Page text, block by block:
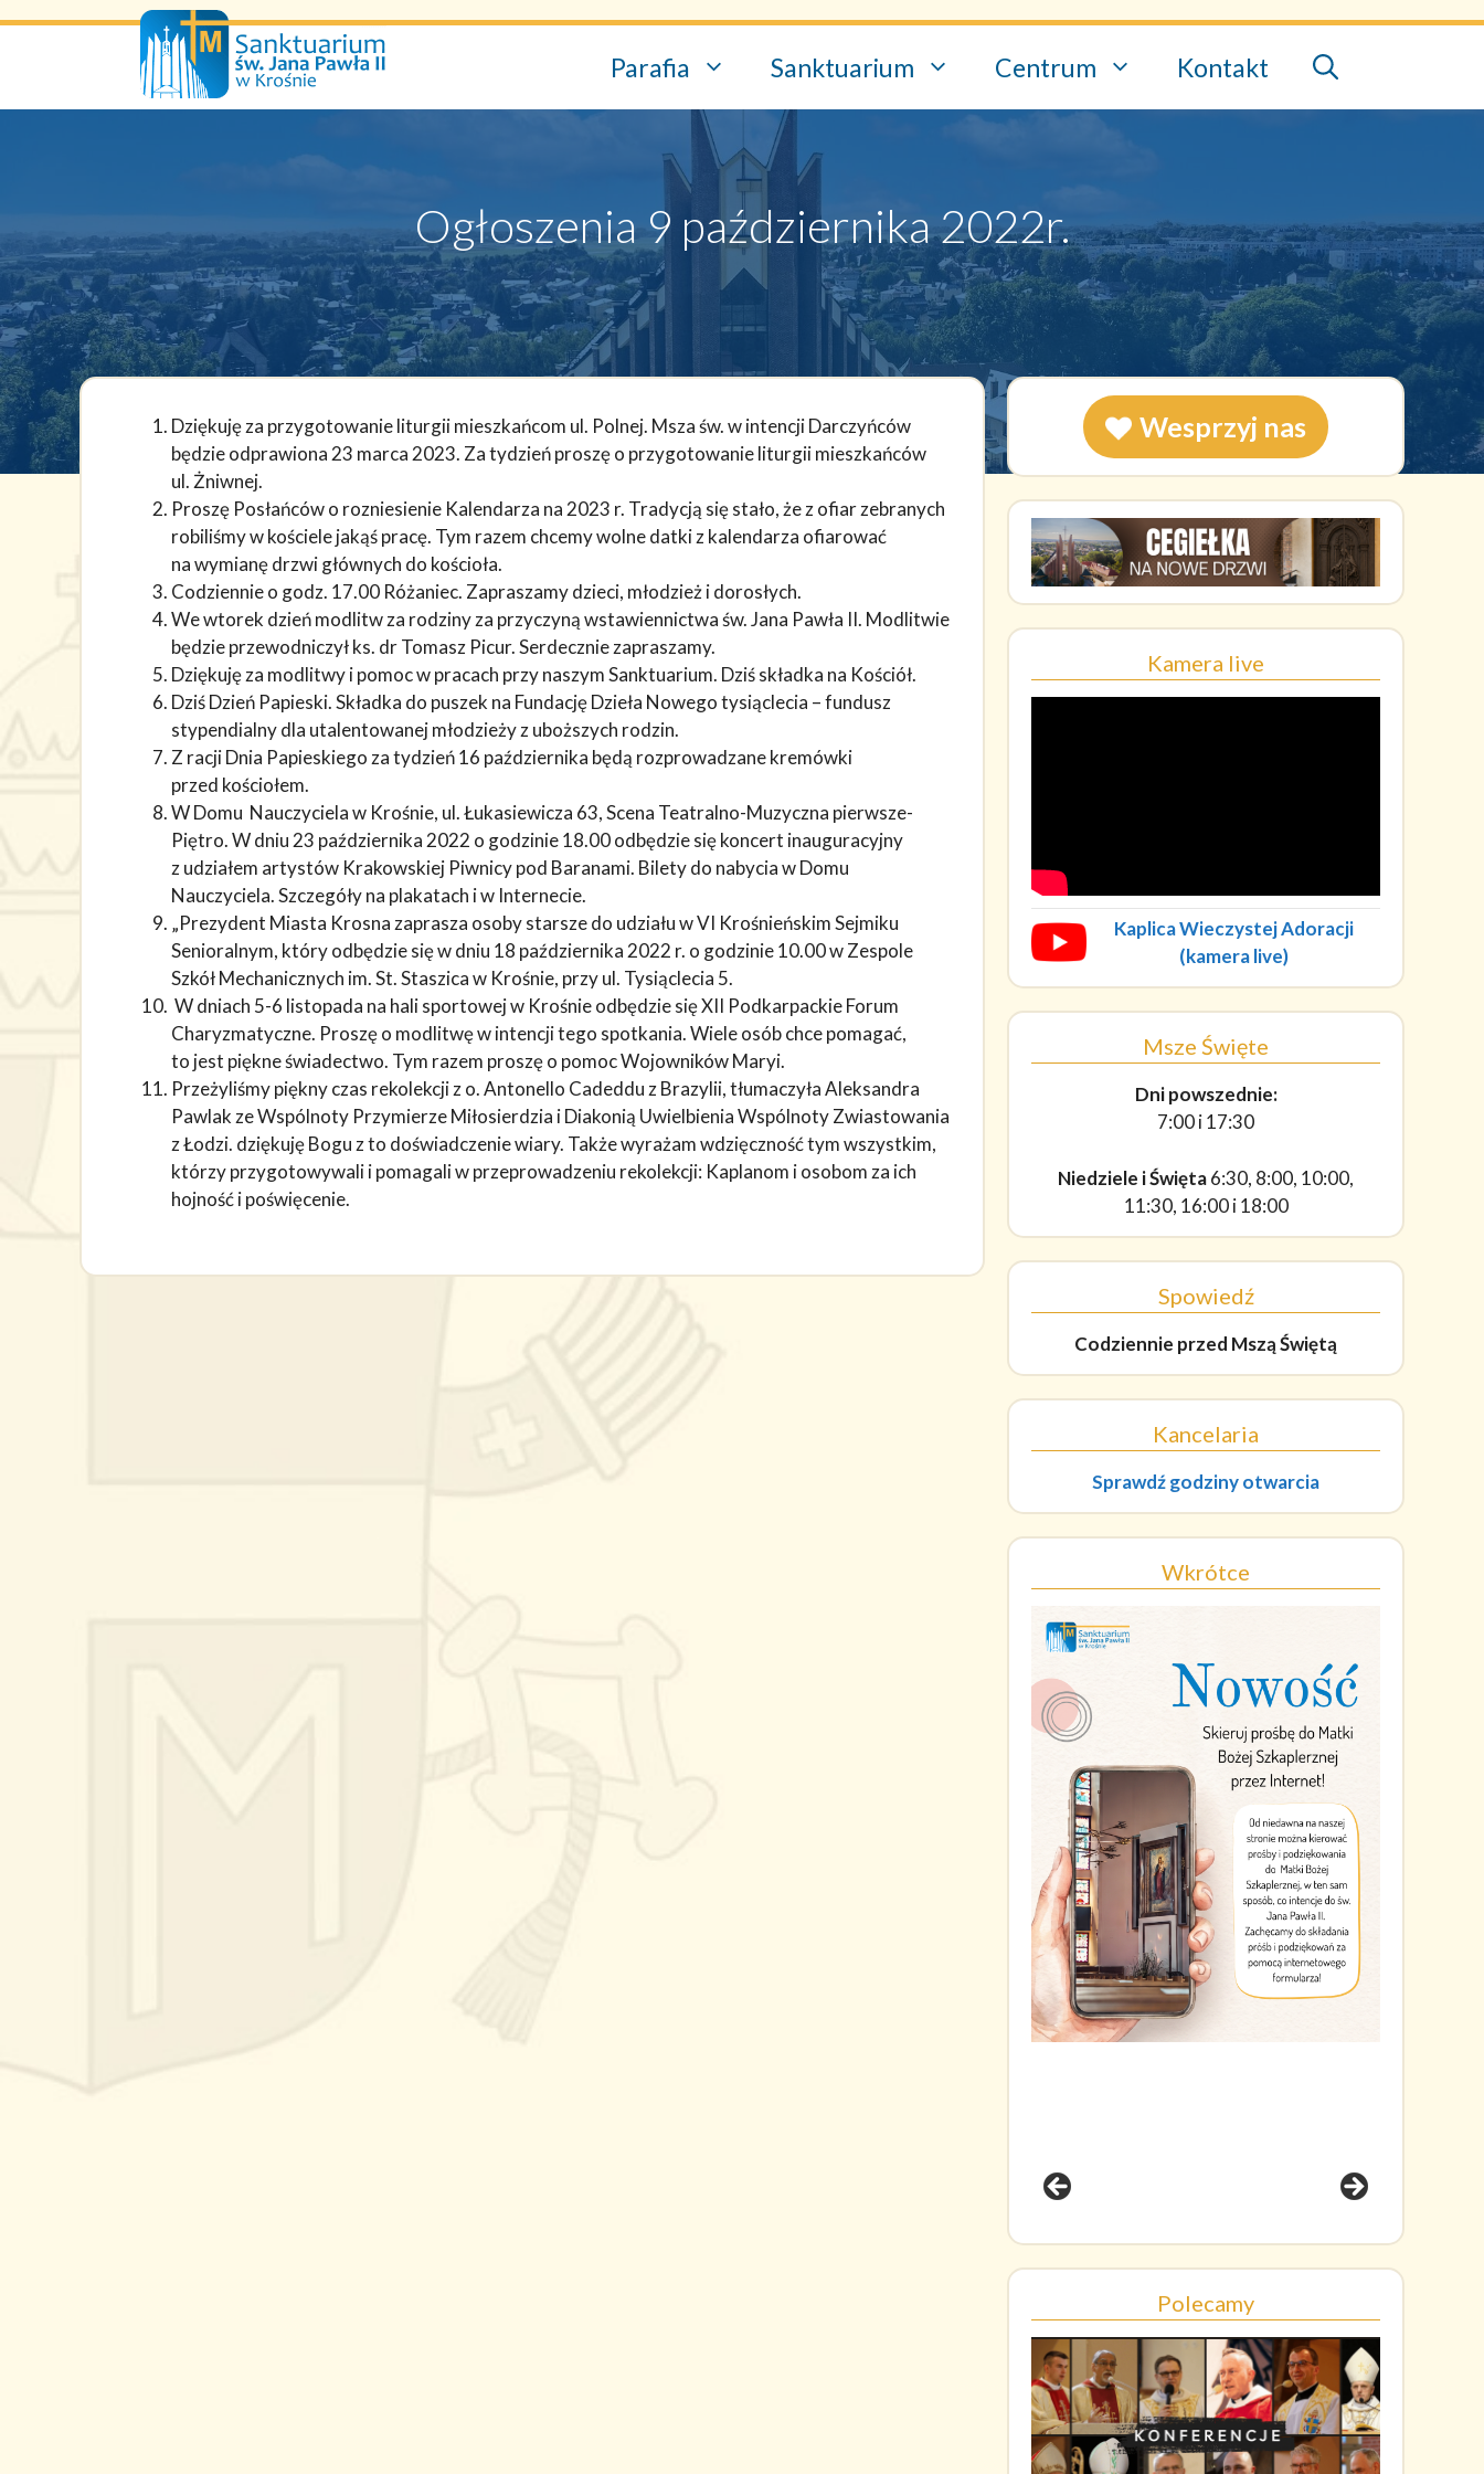
Przejdź
Parafia Sanktuarium Centrum Kontakt
Ogłoszenia 9 października 2022r.
Dziękuję za przygotowanie liturgii mieszkańcom ul. Polnej. Msza św. w intencji Darczyńców
będzie odprawiona 23 marca 2023. Za tydzień proszę o przygotowanie liturgii mieszkańców
ul. Żniwnej.
Proszę Posłańców o rozniesienie Kalendarza na 2023 r. Tradycją się stało, że z ofiar zebranych
robiliśmy w kościele jakąś pracę. Tym razem chcemy wolne datki z kalendarza ofiarować
na wymianę drzwi głównych do kościoła.
Codziennie o godz. 17.00 Różaniec. Zapraszamy dzieci, młodzież i dorosłych.
We wtorek dzień modlitw za rodziny za przyczyną wstawiennictwa św. Jana Pawła II. Modlitwie
będzie przewodniczył ks. dr Tomasz Picur. Serdecznie zapraszamy.
Dziękuję za modlitwy i pomoc w pracach przy naszym Sanktuarium. Dziś składka na Kościół.
Dziś Dzień Papieski. Składka do puszek na Fundację Dzieła Nowego tysiąclecia – fundusz
stypendialny dla utalentowanej młodzieży z uboższych rodzin.
Z racji Dnia Papieskiego za tydzień 16 października będą rozprowadzane kremówki
przed kościołem.
W Domu Nauczyciela w Krośnie, ul. Łukasiewicza 63, Scena Teatralno-Muzyczna pierwsze-
Piętro. W dniu 23 października 2022 o godzinie 18.00 odbędzie się koncert inauguracyjny
z udziałem artystów Krakowskiej Piwnicy pod Baranami. Bilety do nabycia w Domu
Nauczyciela. Szczegóły na plakatach i w Internecie.
„Prezydent Miasta Krosna zaprasza osoby starsze do udziału w VI Krośnieńskim Sejmiku
Senioralnym, który odbędzie się w dniu 18 października 2022 r. o godzinie 10.00 w Zespole
Szkół Mechanicznych im. St. Staszica w Krośnie, przy ul. Tysiąclecia 5.
W dniach 5-6 listopada na hali sportowej w Krośnie odbędzie się XII Podkarpackie Forum
Charyzmatyczne. Proszę o modlitwę w intencji tego spotkania. Wiele osób chce pomagać,
to jest piękne świadectwo. Tym razem proszę o pomoc Wojowników Maryi.
Przeżyliśmy piękny czas rekolekcji z o. Antonello Cadeddu z Brazylii, tłumaczyła Aleksandra
Pawlak ze Wspólnoty Przymierze Miłosierdzia i Diakonią Uwielbienia Wspólnoty Zwiastowania
z Łodzi. dziękuję Bogu z to doświadczenie wiary. Także wyrażam wdzięczność tym wszystkim,
którzy przygotowywali i pomagali w przeprowadzeniu rekolekcji: Kaplanom i osobom za ich
hojność i poświęcenie.
Wesprzyj nas
Kamera live
Kaplica Wieczystej Adoracji
(kamera live)
Msze Święte
Dni powszednie:
7:00 i 17:30
Niedziele i Święta6:30, 8:00, 10:00,
11:30, 16:00 i 18:00
Spowiedź
Codziennie przed Mszą Świętą
Kancelaria
Sprawdź godziny otwarcia
Wkrótce
Polecamy